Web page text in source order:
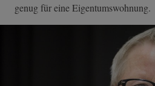
genug für eine Eigentumswohnung.